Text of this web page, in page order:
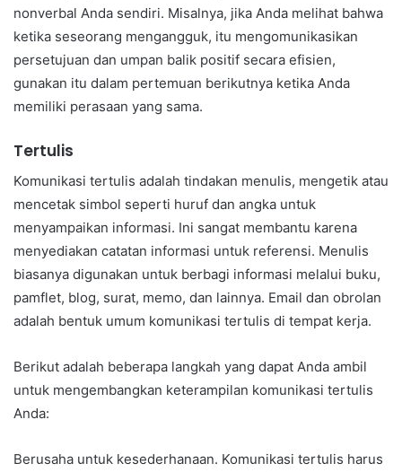
nonverbal Anda sendiri. Misalnya, jika Anda melihat bahwa
ketika seseorang mengangguk, itu mengomunikasikan
persetujuan dan umpan balik positif secara efisien,
gunakan itu dalam pertemuan berikutnya ketika Anda
memiliki perasaan yang sama.
Tertulis
Komunikasi tertulis adalah tindakan menulis, mengetik atau
mencetak simbol seperti huruf dan angka untuk
menyampaikan informasi. Ini sangat membantu karena
menyediakan catatan informasi untuk referensi. Menulis
biasanya digunakan untuk berbagi informasi melalui buku,
pamflet, blog, surat, memo, dan lainnya. Email dan obrolan
adalah bentuk umum komunikasi tertulis di tempat kerja.
Berikut adalah beberapa langkah yang dapat Anda ambil
untuk mengembangkan keterampilan komunikasi tertulis
Anda:
Berusaha untuk kesederhanaan. Komunikasi tertulis harus